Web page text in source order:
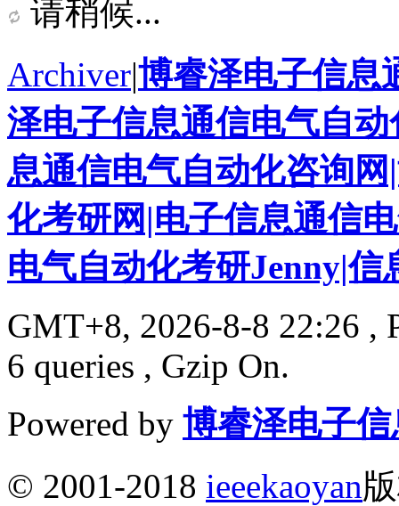
请稍候...
Archiver|博睿泽电子信息
泽电子信息通信电气自
息通信电气自动化咨询
化考研网|电子信息通信
电气自动化考研Jenny|
GMT+8, 2026-8-8 22:26 ,
6 queries , Gzip On.
Powered by 博睿泽电子
© 2001-2018 ieeekaoyan